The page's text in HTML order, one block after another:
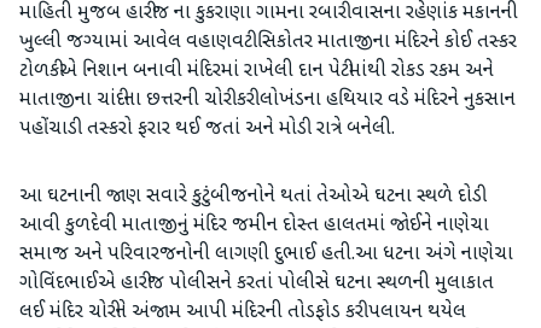
માહિતી મુજબ હારીજ ના કુકરાણા ગામના રબારી વાસના રહેણાંક મકાનની
ખુલ્લી જગ્યામાં આવેલ વહાણવટી સિકોતર માતાજીના મંદિરને કોઈ તસ્કર
ટોળકીએ નિશાન બનાવી મંદિરમાં રાખેલી દાન પેટીમાંથી રોકડ રકમ અને
માતાજીના ચાંદીના છત્તરની ચોરી કરી લોખંડના હથિયાર વડે મંદિરને નુકસાન
પહોંચાડી તસ્કરો ફરાર થઈ જતાં અને મોડી રાત્રે બનેલી.
આ ઘટનાની જાણ સવારે કુટુંબીજનોને થતાં તેઓએ ઘટના સ્થળે દોડી
આવી કુળદેવી માતાજીનું મંદિર જમીન દોસ્ત હાલતમાં જોઈને નાણેચા
સમાજ અને પરિવારજનોની લાગણી દુભાઈ હતી.આ ધટના અંગે નાણેચા
ગોવિંદભાઈએ હારીજ પોલીસને કરતાં પોલીસે ઘટના સ્થળની મુલાકાત
લઈ મંદિર ચોરીને અંજામ આપી મંદિરની તોડફોડ કરી પલાયન થયેલ